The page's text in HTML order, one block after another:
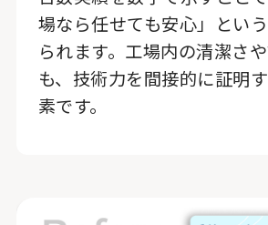
場なら任せても安心」とい
られます。工場内の清潔さ
も、技術力を間接的に証明
素です。